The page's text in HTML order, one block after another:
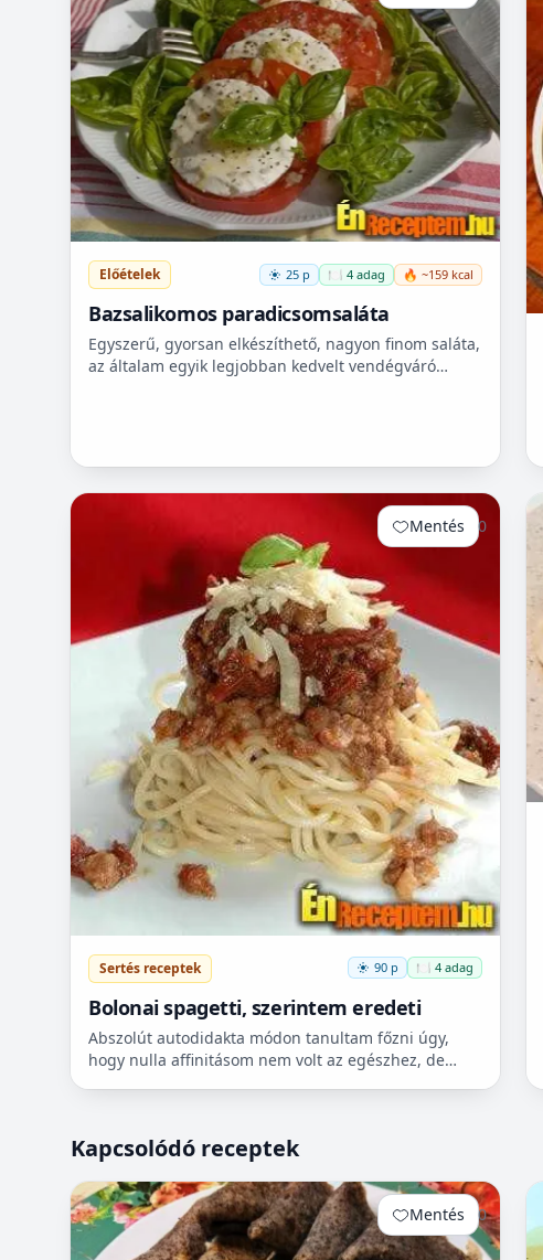
Előételek 25 p 🍽️ 4 adag 🔥 ~159 kcal
Bazsalikomos paradicsomsaláta
Egyszerű, gyorsan elkészíthető, nagyon finom saláta,
az általam egyik legjobban kedvelt vendégváró
Mentés 0
Sertés receptek 90 p 🍽️ 4 adag
Bolonai spagetti, szerintem eredeti
Abszolút autodidakta módon tanultam főzni úgy,
hogy nulla affinitásom nem volt az egészhez, de
Kapcsolódó receptek
Mentés 0